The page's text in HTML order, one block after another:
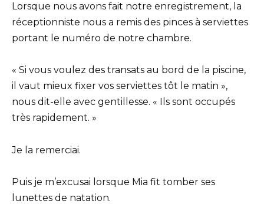
Lorsque nous avons fait notre enregistrement, la
réceptionniste nous a remis des pinces à serviettes
portant le numéro de notre chambre.
« Si vous voulez des transats au bord de la piscine,
il vaut mieux fixer vos serviettes tôt le matin »,
nous dit-elle avec gentillesse. « Ils sont occupés
très rapidement. »
Je la remerciai.
Puis je m’excusai lorsque Mia fit tomber ses
lunettes de natation.